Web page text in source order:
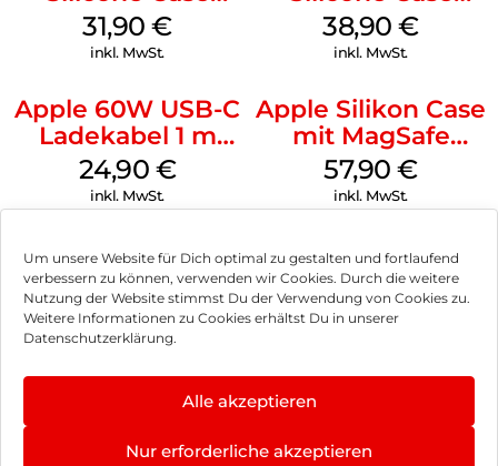
Um unsere Website für Dich optimal zu gestalten und fortlaufend
verbessern zu können, verwenden wir Cookies. Durch die weitere
Nutzung der Website stimmst Du der Verwendung von Cookies zu.
Weitere Informationen zu Cookies erhältst Du in unserer
Datenschutzerklärung.
Alle akzeptieren
Nur erforderliche akzeptieren
MagSafe Fuchsia
31,90€
inkl. MwSt.
MagSafe
Ultramarine
38,90€
inkl. MwSt.
Apple 60W USB-C
Ladekabel 1 m
Weiß
24,90 €
inkl. MwSt.
Apple Silikon Case
mit MagSafe
iPhone 14 Pro
(PRODUCT)RED
57,90€
inkl. MwSt.
Impressum